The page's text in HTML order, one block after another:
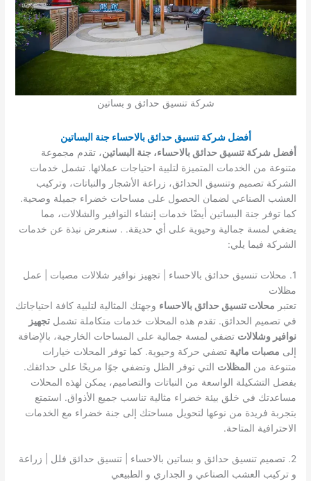
شركة تنسيق حدائق و بساتين
أفضل شركة تنسيق حدائق بالاحساء جنة البساتين
أفضل شركة تنسيق حدائق بالاحساء، جنة البساتين، تقدم مجموعة
متنوعة من الخدمات المتميزة لتلبية احتياجات عملائها. تشمل خدمات
الشركة تصميم وتنسيق الحدائق، زراعة الأشجار والنباتات، وتركيب
العشب الصناعي لضمان الحصول على مساحات خضراء جميلة وصحية.
كما توفر جنة البساتين أيضًا خدمات إنشاء النوافير والشلالات، مما
يضفي لمسة جمالية وحيوية على أي حديقة. . سنعرض نبذة عن خدمات
الشركة فيما يلي:
1. محلات تنسيق حدائق بالاحساء | تجهيز نوافير شلالات مصبات | عمل
مظلات
تعتبر محلات تنسيق حدائق بالاحساء وجهتك المثالية لتلبية كافة احتياجاتك
في تصميم الحدائق. تقدم هذه المحلات خدمات متكاملة تشملتجهيز
نوافير وشلالات تضفي لمسة جمالية على المساحات الخارجية، بالإضافة
إلى مصبات مائية تضفي حركة وحيوية. كما توفر المحلات خيارات
متنوعة من المظلات التي توفر الظل وتضفي جوًا مريحًا على حدائقك.
بفضل التشكيلة الواسعة من النباتات والتصاميم، يمكن لهذه المحلات
مساعدتك في خلق بيئة خضراء مثالية تناسب جميع الأذواق. استمتع
بتجربة فريدة من نوعها لتحويل مساحتك إلى جنة خضراء مع الخدمات
الاحترافية المتاحة.
2. تصميم تنسيق حدائق و بساتين بالاحساء | تنسيق حدائق فلل | زراعة
و تركيب العشب الصناعي و الجداري و الطبيعي